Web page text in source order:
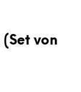
von